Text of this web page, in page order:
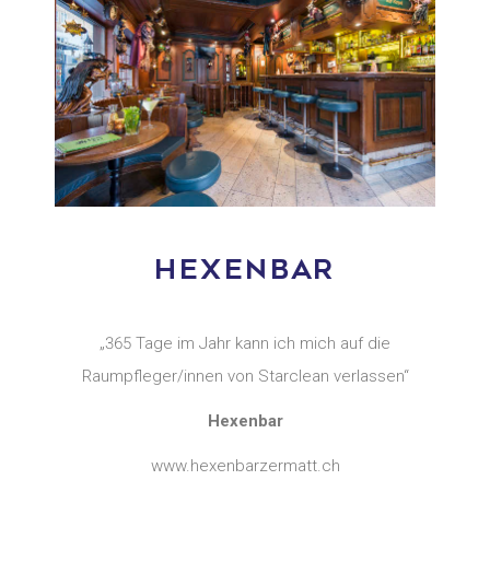
HEXENBAR
„365 Tage im Jahr kann ich mich auf die
Raumpfleger/innen von Starclean verlassen“
Hexenbar
www.hexenbarzermatt.ch